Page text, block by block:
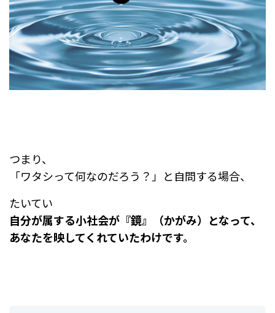
つまり、
「ワタシって何なのだろう？」と自問する場合、
たいてい
自分が属する小社会が『鏡』（かがみ）となって、
あなたを映してくれていたわけです。